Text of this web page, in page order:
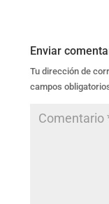
Enviar
Tu dirección de
campos